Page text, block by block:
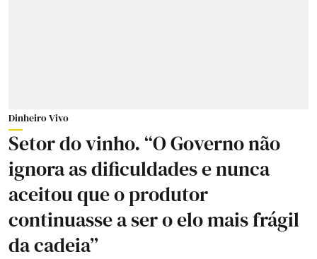
Dinheiro Vivo
Setor do vinho. “O Governo não
ignora as dificuldades e nunca
aceitou que o produtor
continuasse a ser o elo mais frágil
da cadeia”